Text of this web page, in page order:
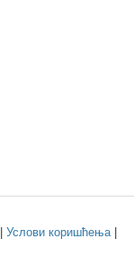
Услови коришћења|